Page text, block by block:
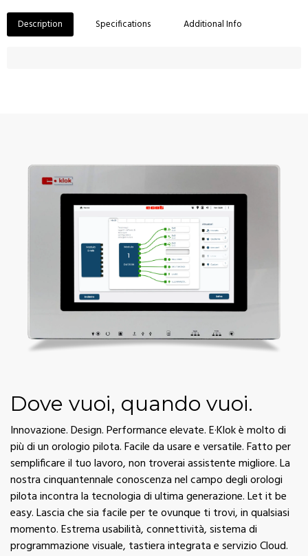
Description Specifications Additional Info
Dove vuoi, quando vuoi.
Innovazione. Design. Performance elevate. E·Klok è molto di
più di un orologio pilota. Facile da usare e versatile. Fatto per
semplificare il tuo lavoro, non troverai assistente migliore. La
nostra cinquantennale conoscenza nel campo degli orologi
pilota incontra la tecnologia di ultima generazione. Let it be
easy. Lascia che sia facile per te ovunque ti trovi, in qualsiasi
momento. Estrema usabilità, connettività, sistema di
programmazione visuale, tastiera integrata e servizio Cloud.